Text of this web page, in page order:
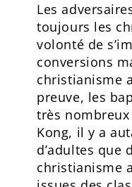
Les
toujours les
volonté de
conversions
christianisme
preuve, les
très nombreux
Kong, il y a
d’adultes que
christianisme